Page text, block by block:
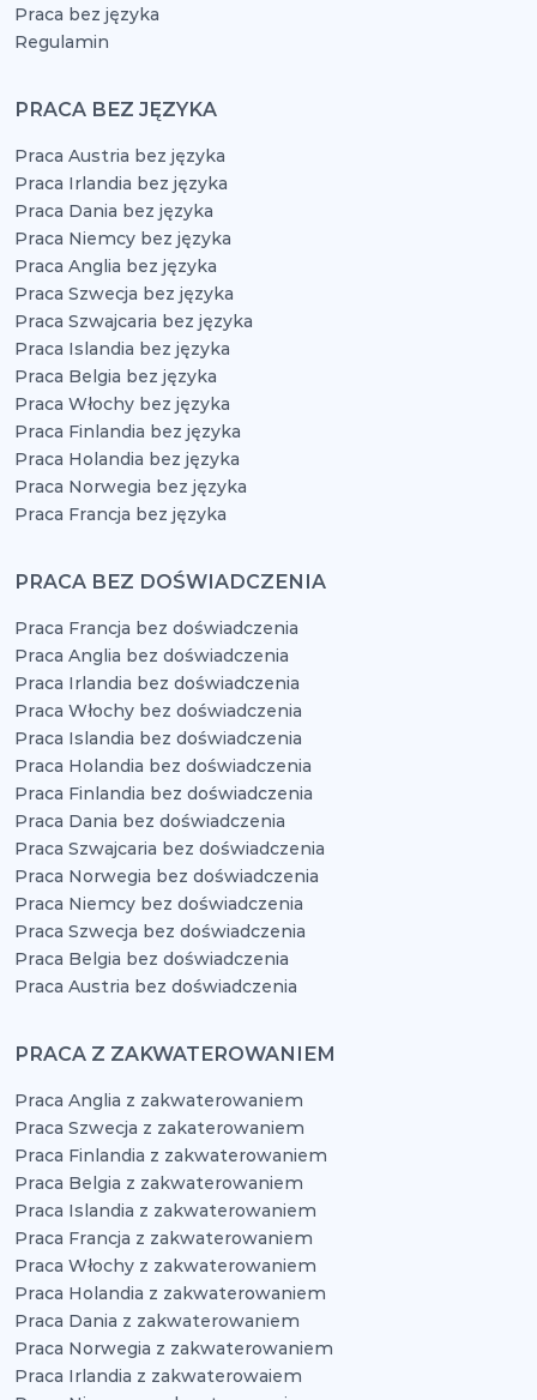
Praca bez języka
Regulamin
PRACA BEZ JĘZYKA
Praca Austria bez języka
Praca Irlandia bez języka
Praca Dania bez języka
Praca Niemcy bez języka
Praca Anglia bez języka
Praca Szwecja bez języka
Praca Szwajcaria bez języka
Praca Islandia bez języka
Praca Belgia bez języka
Praca Włochy bez języka
Praca Finlandia bez języka
Praca Holandia bez języka
Praca Norwegia bez języka
Praca Francja bez języka
PRACA BEZ DOŚWIADCZENIA
Praca Francja bez doświadczenia
Praca Anglia bez doświadczenia
Praca Irlandia bez doświadczenia
Praca Włochy bez doświadczenia
Praca Islandia bez doświadczenia
Praca Holandia bez doświadczenia
Praca Finlandia bez doświadczenia
Praca Dania bez doświadczenia
Praca Szwajcaria bez doświadczenia
Praca Norwegia bez doświadczenia
Praca Niemcy bez doświadczenia
Praca Szwecja bez doświadczenia
Praca Belgia bez doświadczenia
Praca Austria bez doświadczenia
PRACA Z ZAKWATEROWANIEM
Praca Anglia z zakwaterowaniem
Praca Szwecja z zakaterowaniem
Praca Finlandia z zakwaterowaniem
Praca Belgia z zakwaterowaniem
Praca Islandia z zakwaterowaniem
Praca Francja z zakwaterowaniem
Praca Włochy z zakwaterowaniem
Praca Holandia z zakwaterowaniem
Praca Dania z zakwaterowaniem
Praca Norwegia z zakwaterowaniem
Praca Irlandia z zakwaterowaiem